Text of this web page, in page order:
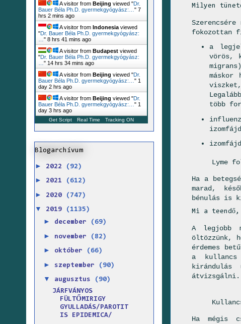
Milyen
fokozottan
a
vörös,
máskor
több
Lyme
Ha a
marad,
bénulás is
Mi a
A legjobb
öltözzünk,
érdemes
a kullancs
kirándulás
átvizsgálni.
Ha mégis
A visitor from Beijing viewed "Dr.
Bauer Béla Ph.D. gyermekgyógyász:… " 7
hrs 2 mins ago
A visitor from Indonesia viewed
"Dr. Bauer Béla Ph.D. gyermekgyógyász:
" 8 hrs 41 mins ago
A visitor from Budapest viewed
"Dr. Bauer Béla Ph.D. gyermekgyógyász:
" 14 hrs 34 mins ago
A visitor from Beijing viewed "Dr.
Bauer Béla Ph.D. gyermekgyógyász:… " 1
day 2 hrs ago
A visitor from Beijing viewed "Dr.
Bauer Béla Ph.D. gyermekgyógyász:… " 1
day 3 hrs ago
Get Script Real Time Tracking ON
Blogarchívum
► 2022 (92)
► 2021 (612)
► 2020 (747)
▼ 2019 (1135)
► december (69)
► november (82)
► október (66)
► szeptember (90)
▼ augusztus
(90)
JÁRFVÁNYOS
FÜLTŐMIRIGY
GYULLADÁS/PAROTIT
IS EPIDEMICA/